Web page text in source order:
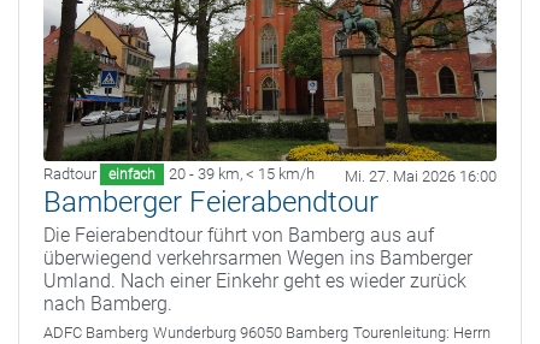
Radtour einfach 20 - 39 km, < 15 km/h Mi. 27. Mai 2026 16:00
Bamberger Feierabendtour
Die Feierabendtour führt von Bamberg aus auf
überwiegend verkehrsarmen Wegen ins Bamberger
Umland. Nach einer Einkehr geht es wieder zurück
nach Bamberg.
ADFC Bamberg Wunderburg 96050 Bamberg Tourenleitung: Herrn